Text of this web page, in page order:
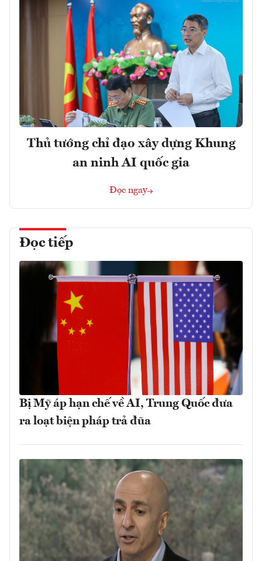
Thủ tướng chỉ đạo xây dựng Khung
an ninh AI quốc gia
Đọc ngay
Đọc tiếp
Bị Mỹ áp hạn chế về AI, Trung Quốc đưa
ra loạt biện pháp trả đũa